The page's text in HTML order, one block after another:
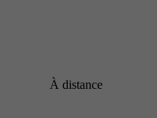
À distance